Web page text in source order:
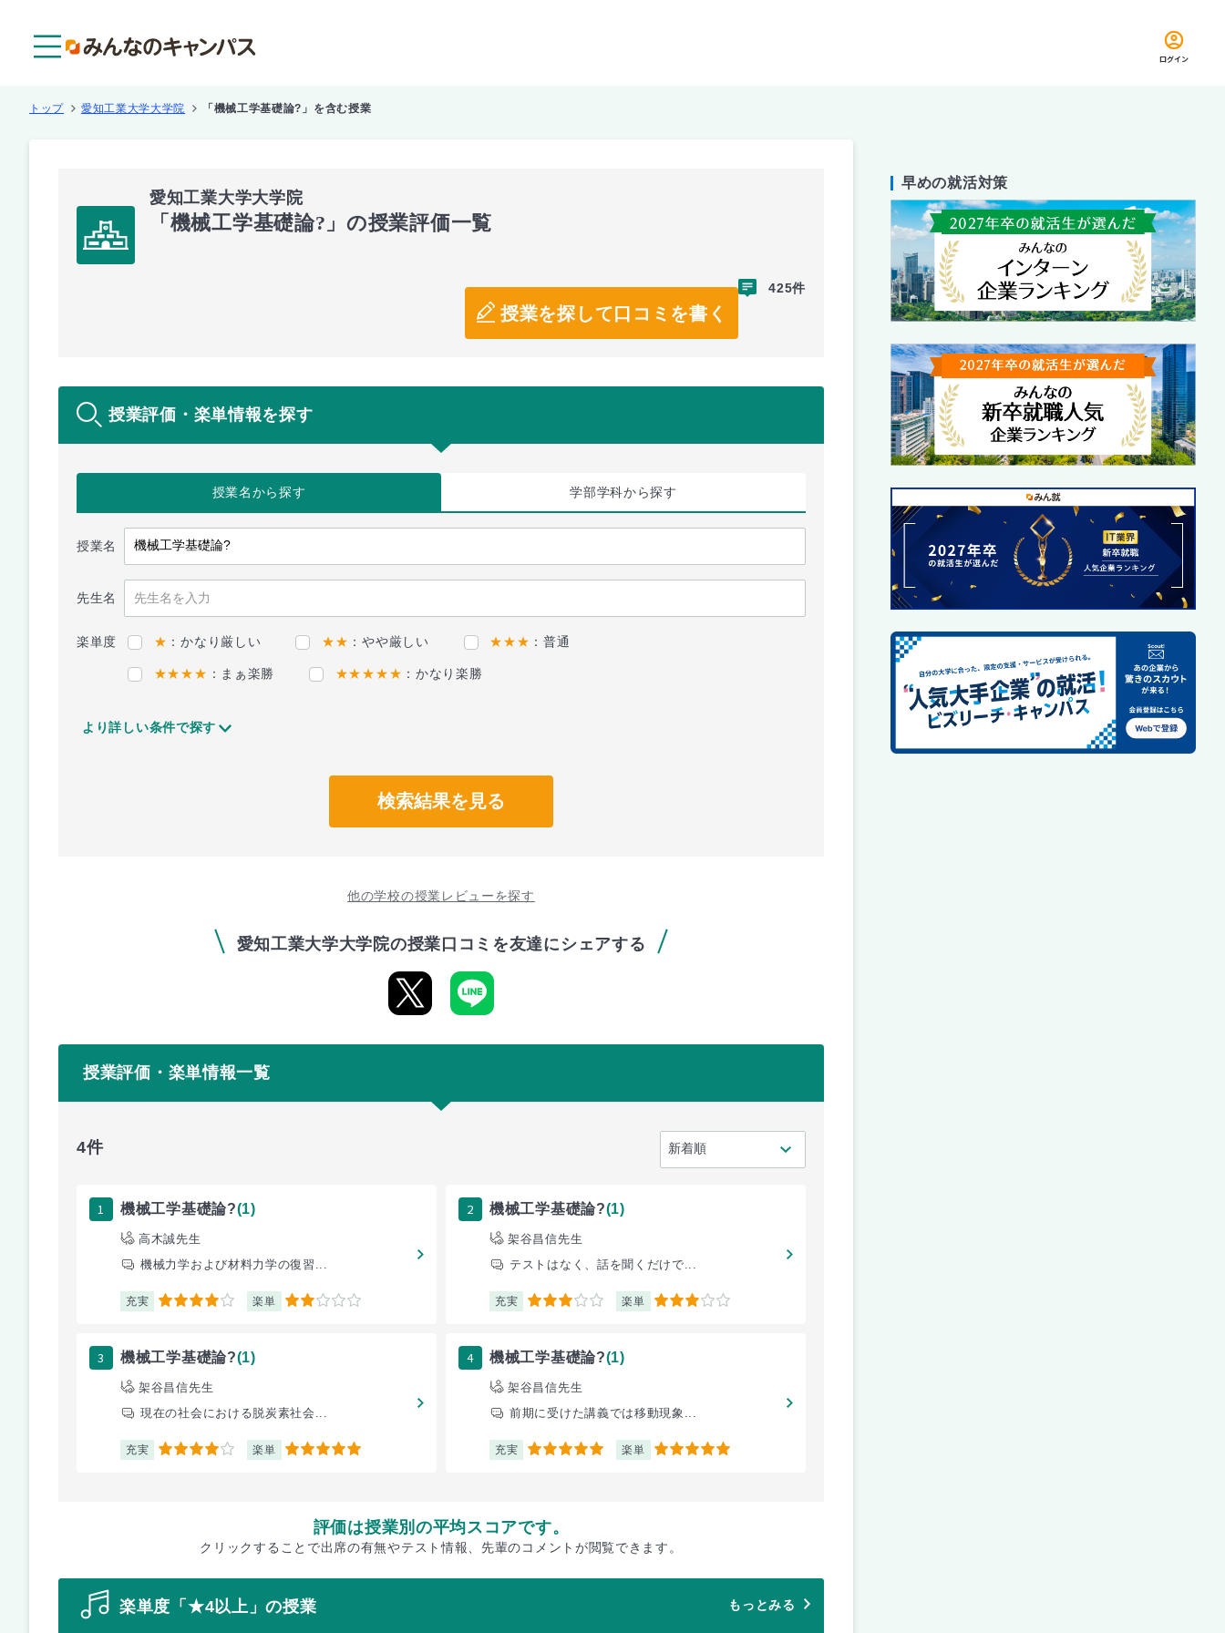
ログイン
トップ 愛知工業大学大学院 「機械工学基礎論?」を含む授業
愛知工業大学大学院
「機械工学基礎論?」の授業評価一覧
授業を探して口コミを書く
425件
授業評価・楽単情報を探す
授業名から探す 学部学科から探す
授業名
先生名
楽単度 ★ ：かなり厳しい ★★ ：やや厳しい ★★★ ：普通
★★★★ ：まぁ楽勝 ★★★★★ ：かなり楽勝
より詳しい条件で探す
検索結果を見る
他の学校の授業レビューを探す
愛知工業大学大学院の授業口コミを友達にシェアする
授業評価・楽単情報一覧
4件
1 機械工学基礎論?(1)
高木誠先生
機械力学および材料力学の復習...
充実 4 楽単 2
2 機械工学基礎論?(1)
架谷昌信先生
テストはなく、話を聞くだけで...
充実 3 楽単 3
3 機械工学基礎論?(1)
架谷昌信先生
現在の社会における脱炭素社会...
充実 4 楽単 5
4 機械工学基礎論?(1)
架谷昌信先生
前期に受けた講義では移動現象...
充実 5 楽単 5
評価は授業別の平均スコアです。
クリックすることで出席の有無やテスト情報、先輩のコメントが閲覧できます。
楽単度「★4以上」の授業 もっとみる
早めの就活対策